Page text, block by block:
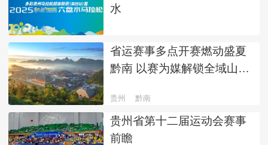
水
省运赛事多点开赛燃动盛夏
黔南 以赛为媒解锁全域山水
贵州 黔南
贵州省第十二届运动会赛事
前瞻